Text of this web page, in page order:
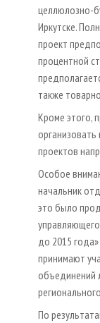
целлюлозно-
Иркутске.
проект
процентной
также
Кроме этого,
организовать
проектов
Особое
начальник
это было
до 2015
принимают
объединений
По